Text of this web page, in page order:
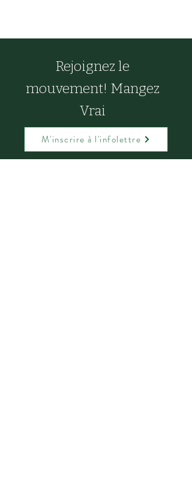
Rejoignez le
mouvement! Mangez
Vrai
M'inscrire à l'infolettre